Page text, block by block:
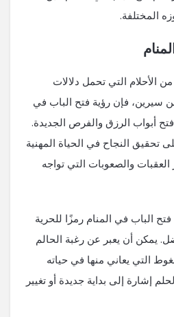
المختلفة.
الأحلام التي تحمل دلالات
سيرين، فإن رؤية فتح الباب في
أبواب الرزق والفرص الجديدة.
تحقيق النجاح في الحياة المهنية
والصعوبات التي تواجه
الباب في المنام رمزًا للحرية
يمكن أن يعبر عن رغبة الحالم
التي يعاني منها في حياته
إشارة إلى بداية جديدة أو تغيير